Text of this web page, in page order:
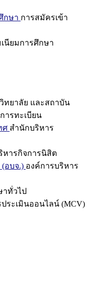
กษา การสมัครเข้า
นียมการศึกษา
ทยาลัย และสถาบัน
ารทะเบียน
ศ สำนักบริหาร
หารกิจการนิสิต
อบจ.) องค์การบริหาร
ทั่วไป
ประเมินออนไลน์ (MCV)